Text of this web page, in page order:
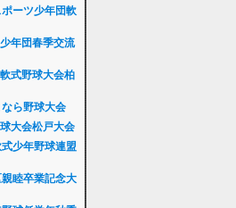
ーツ少年団軟
年団春季交流
式野球大会柏
ら野球大会
大会松戸大会
少年野球連盟
睦卒業記念大